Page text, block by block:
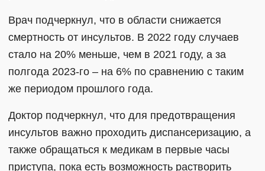
Врач подчеркнул, что в области снижается
смертность от инсультов. В 2022 году случаев
стало на 20% меньше, чем в 2021 году, а за
полгода 2023-го – на 6% по сравнению с таким
же периодом прошлого года.
Доктор подчеркнул, что для предотвращения
инсультов важно проходить диспансеризацию, а
также обращаться к медикам в первые часы
приступа, пока есть возможность растворить